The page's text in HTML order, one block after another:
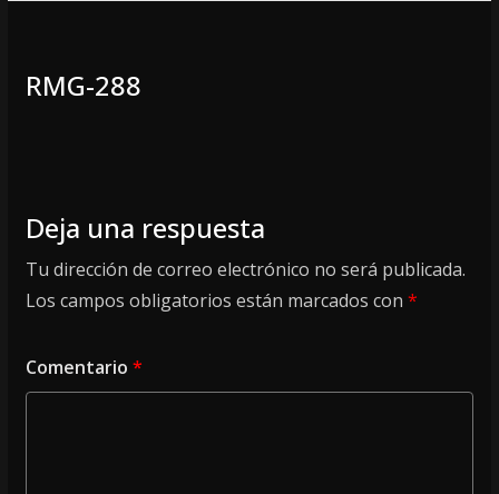
RMG-288
Deja una respuesta
Tu dirección de correo electrónico no será publicada.
Los campos obligatorios están marcados con *
Comentario *